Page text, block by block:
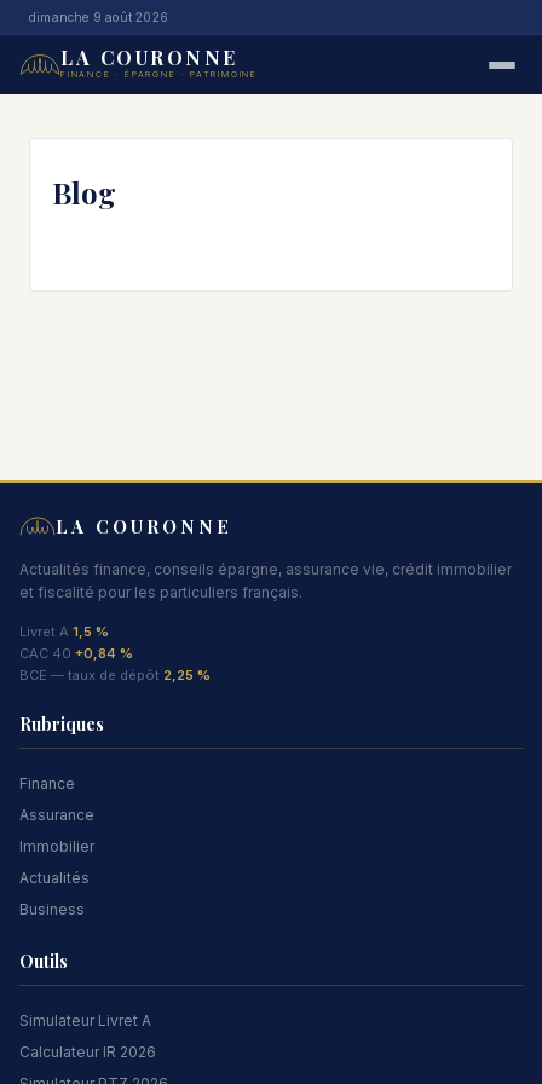
dimanche 9 août 2026
LA COURONNE
FINANCE · ÉPARGNE · PATRIMOINE
Blog
LA COURONNE
Actualités finance, conseils épargne, assurance vie, crédit immobilier
et fiscalité pour les particuliers français.
Livret A 1,5 %
CAC 40 +0,84 %
BCE — taux de dépôt 2,25 %
Rubriques
Finance
Assurance
Immobilier
Actualités
Business
Outils
Simulateur Livret A
Calculateur IR 2026